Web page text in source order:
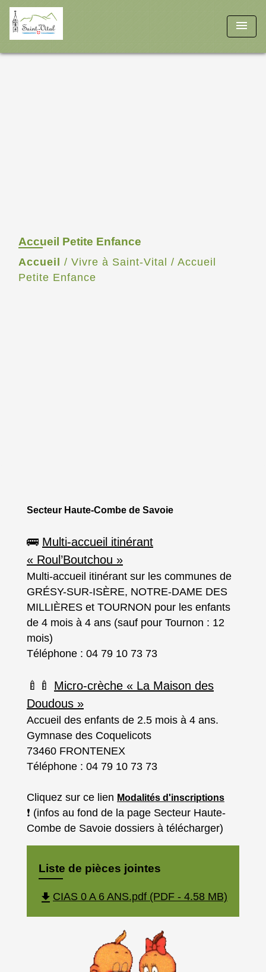
menu
Accueil Petite Enfance
Accueil / Vivre à Saint-Vital / Accueil
Petite Enfance
Secteur Haute-Combe de Savoie
🚌 Multi-accueil itinérant
« Roul’Boutchou »
Multi-accueil itinérant sur les communes de
GRÉSY-SUR-ISÈRE, NOTRE-DAME DES
MILLIÈRES et TOURNON pour les enfants
de 4 mois à 4 ans (sauf pour Tournon : 12
mois)
Téléphone : 04 79 10 73 73
🍼🍼 Micro-crèche « La Maison des
Doudous »
Accueil des enfants de 2.5 mois à 4 ans.
Gymnase des Coquelicots
73460 FRONTENEX
Téléphone : 04 79 10 73 73
Cliquez sur ce lien Modalités d'inscriptions
❗️ (infos au fond de la page Secteur Haute-
Combe de Savoie dossiers à télécharger)
Liste de pièces jointes
file_download CIAS 0 A 6 ANS.pdf (PDF - 4.58 MB)